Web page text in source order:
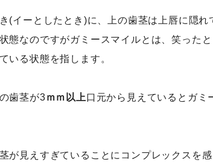
(イーとしたとき)に、上の歯茎は上唇に隠れ
態なのですがガミースマイルとは、笑った
いる状態を指します。
歯茎が3ｍｍ以上 口元から見えているとガミ
が見えすぎていることにコンプレックスを感